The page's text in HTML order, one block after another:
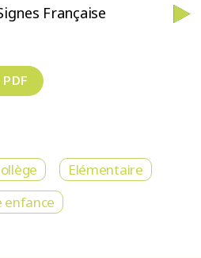
Française
Elémentaire
enfance